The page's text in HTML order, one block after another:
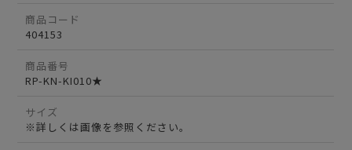
商品コード
404153
商品番号
RP-KN-KI010★
サイズ
※詳しくは画像を参照ください。